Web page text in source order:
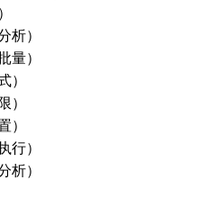
析）
量）
）
）
）
行）
析）